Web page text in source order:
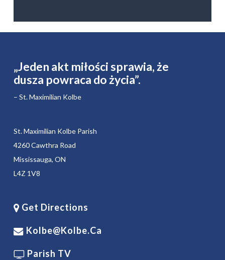
„Jeden akt miłości sprawia, że ​​
dusza powraca do życia”.
– St. Maximilian Kolbe
St. Maximilian Kolbe Parish
4260 Cawthra Road
Mississauga, ON
L4Z 1V8
Get Directions
Kolbe@kolbe.ca
Parish TV